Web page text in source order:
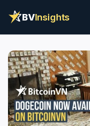
BVInsights